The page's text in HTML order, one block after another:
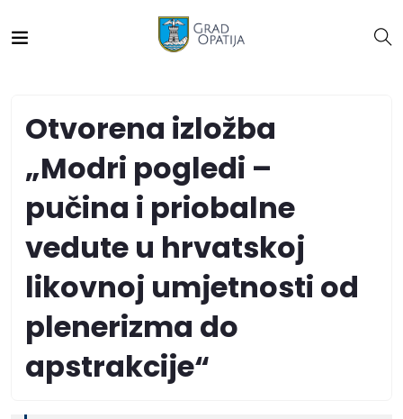
Otvorena izložba
„Modri pogledi –
pučina i priobalne
vedute u hrvatskoj
likovnoj umjetnosti od
plenerizma do
apstrakcije“